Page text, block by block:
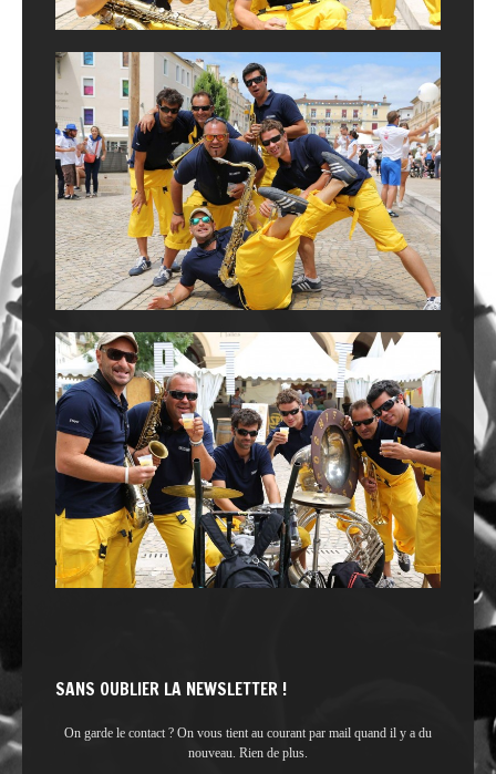
SANS OUBLIER LA NEWSLETTER !
On garde le contact ? On vous tient au courant par mail quand il y a du
nouveau. Rien de plus.